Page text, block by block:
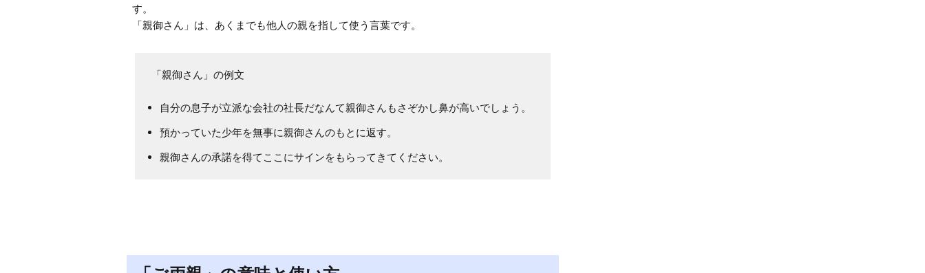
す。
「親御さん」は、あくまでも他人の親を指して使う言葉です。
「親御さん」の例文
自分の息子が立派な会社の社長だなんて親御さんもさぞかし鼻が高いでしょう。
預かっていた少年を無事に親御さんのもとに返す。
親御さんの承諾を得てここにサインをもらってきてください。